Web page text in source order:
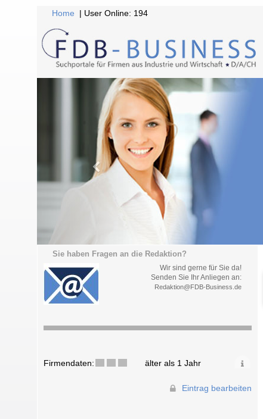
Home | User Online: 194
Sie haben Fragen an die Redaktion?
Wir sind gerne für Sie da!
Senden Sie Ihr Anliegen an:
Redaktion@FDB-Business.de
Firmendaten: älter als 1 Jahr
Eintrag bearbeiten